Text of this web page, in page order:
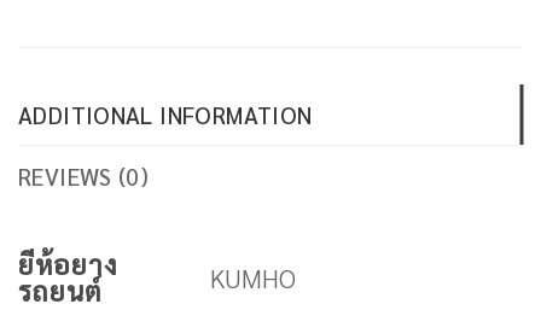
ADDITIONAL INFORMATION
REVIEWS (0)
ยีห้อยาง
รถยนต์ KUMHO